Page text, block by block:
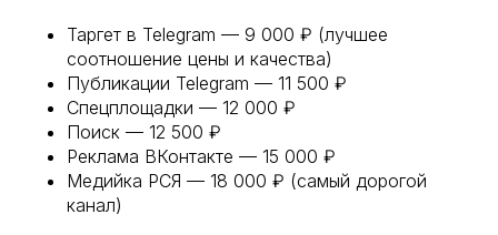
Таргет в Telegram — 9 000 ₽ (лучшее
соотношение цены и качества)
Публикации Telegram — 11 500 ₽
Спецплощадки — 12 000 ₽
Поиск — 12 500 ₽
Реклама ВКонтакте — 15 000 ₽
Медийка РСЯ — 18 000 ₽ (самый дорогой
канал)